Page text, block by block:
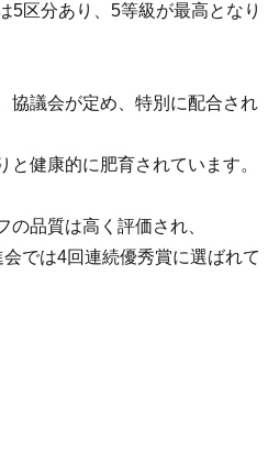
5区分あり、5等級が最高となり
協議会が定め、特別に配合され
健康的に肥育されています。
品質は高く評価され、
では4回連続優秀賞に選ばれて